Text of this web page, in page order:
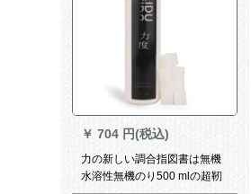
￥ 704 円(税込)
力の新しい調合指図書は無機
水溶性無機のり500 mlの超靭